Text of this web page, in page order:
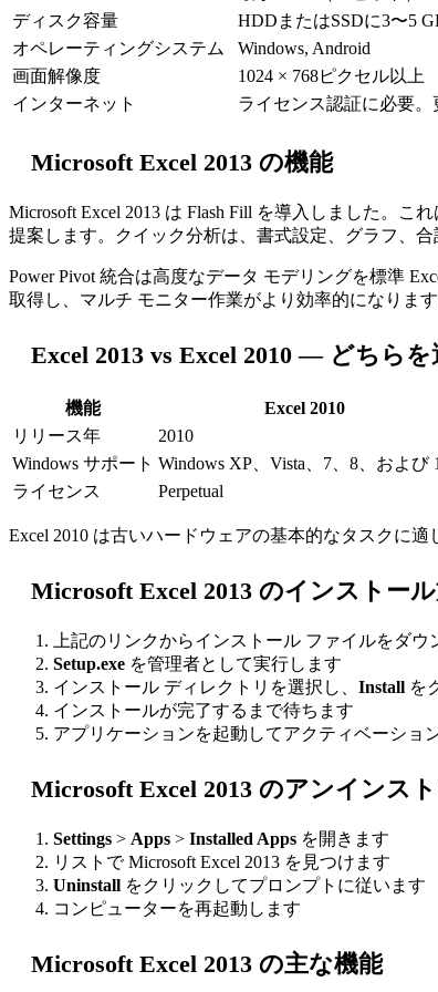
ディスク容量
HDDまたはSSDに3〜5
オペレーティングシステム
Windows, Android
画面解像度
1024 × 768ピクセル以上
インターネット
ライセンス認証に必要
Microsoft Excel 2013 の機能
Microsoft Excel 2013 は Flash Fill を導入しました。
提案します。クイック分析は、書式設定、グラフ、
Power Pivot 統合は高度なデータ モデリングを標準
取得し、マルチ モニター作業がより効率的になります
Excel 2013 vs Excel 2010 — どちらを
機能 Excel 2010
リリース年
2010
Windows サポート Windows XP、Vista、7、8、および
ライセンス
Perpetual
Excel 2010 は古いハードウェアの基本的なタスクに
Microsoft Excel 2013 のインストー
上記のリンクからインストール ファイルをダウ
Setup.exe を管理者として実行します
インストール ディレクトリを選択し、 Install を
インストールが完了するまで待ちます
アプリケーションを起動してアクティベーショ
Microsoft Excel 2013 のアンインス
Settings > Apps > Installed Apps を開きます
リストで Microsoft Excel 2013 を見つけます
Uninstall をクリックしてプロンプトに従います
コンピューターを再起動します
Microsoft Excel 2013 の主な機能